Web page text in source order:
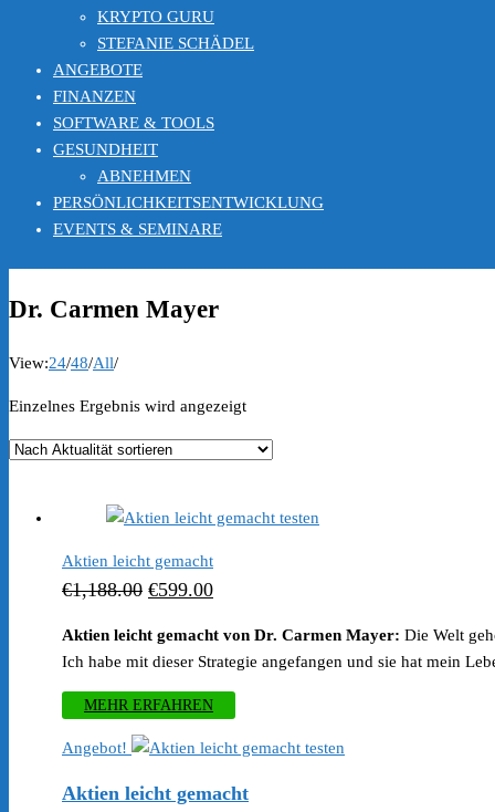
KRYPTO GURU
STEFANIE SCHÄDEL
ANGEBOTE
FINANZEN
SOFTWARE & TOOLS
GESUNDHEIT
ABNEHMEN
PERSÖNLICHKEITSENTWICKLUNG
EVENTS & SEMINARE
Dr. Carmen Mayer
View:24/48/All/
Einzelnes Ergebnis wird angezeigt
Aktien leicht gemacht
€1,188.00 Ursprünglicher
war:
€599.00Aktueller
Aktien leicht gemacht von Dr. Carmen Mayer: Die Welt
Ich habe mit dieser Strategie angefangen und sie hat mein
MEHR ERFAHREN
Angebot!
Aktien leicht gemacht